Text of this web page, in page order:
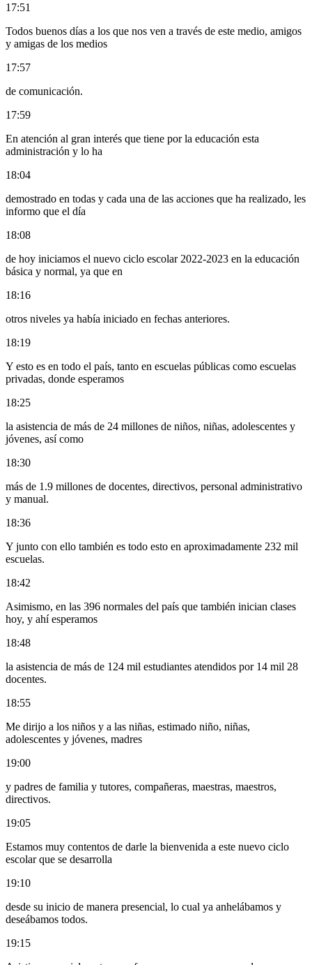
17:51
Todos buenos días a los que nos ven a través de este medio, amigos
y amigas de los medios
17:57
de comunicación.
17:59
En atención al gran interés que tiene por la educación esta
administración y lo ha
18:04
demostrado en todas y cada una de las acciones que ha realizado, les
informo que el día
18:08
de hoy iniciamos el nuevo ciclo escolar 2022-2023 en la educación
básica y normal, ya que en
18:16
otros niveles ya había iniciado en fechas anteriores.
18:19
Y esto es en todo el país, tanto en escuelas públicas como escuelas
privadas, donde esperamos
18:25
la asistencia de más de 24 millones de niños, niñas, adolescentes y
jóvenes, así como
18:30
más de 1.9 millones de docentes, directivos, personal administrativo
y manual.
18:36
Y junto con ello también es todo esto en aproximadamente 232 mil
escuelas.
18:42
Asimismo, en las 396 normales del país que también inician clases
hoy, y ahí esperamos
18:48
la asistencia de más de 124 mil estudiantes atendidos por 14 mil 28
docentes.
18:55
Me dirijo a los niños y a las niñas, estimado niño, niñas,
adolescentes y jóvenes, madres
19:00
y padres de familia y tutores, compañeras, maestras, maestros,
directivos.
19:05
Estamos muy contentos de darle la bienvenida a este nuevo ciclo
escolar que se desarrolla
19:10
desde su inicio de manera presencial, lo cual ya anhelábamos y
deseábamos todos.
19:15